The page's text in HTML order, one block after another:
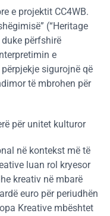
e projektit CC4WB.
(“Heritage
përfshirë
e
sigurojnë që
të mbrohen për
për unitet kulturor
në kontekst më të
luan rol kryesor
kreativ në mbarë
euro për periudhën
Kreative mbështet